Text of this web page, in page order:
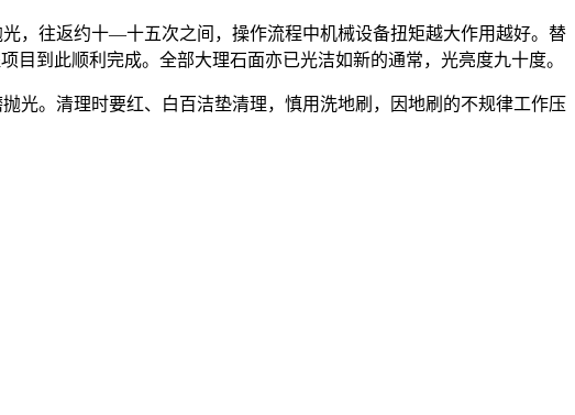
，往返约十—十五次之间，操作流程中机械设备扭矩越大作用越好。替
到此顺利完成。全部大理石面亦已光洁如新的通常，光亮度九十度。
光。清理时要红、白百洁垫清理，慎用洗地刷，因地刷的不规律工作压